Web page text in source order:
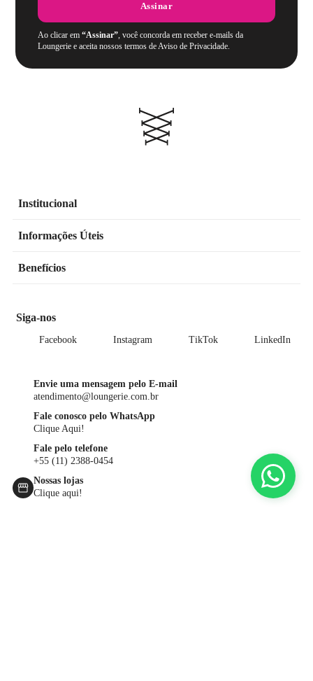
Assinar
Ao clicar em“Assinar”, você concorda em receber e-mails da
Loungerie e aceita nossos termos de Aviso de Privacidade.
Institucional
Informações Úteis
Benefícios
Siga-nos
Facebook Instagram TikTok LinkedIn
Envie uma mensagem pelo E-mail
atendimento@loungerie.com.br
Fale conosco pelo WhatsApp
Clique Aqui!
Fale pelo telefone
+55 (11) 2388-0454
Nossas lojas
Clique aqui!